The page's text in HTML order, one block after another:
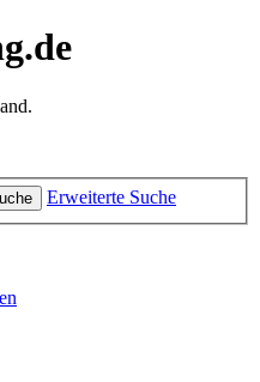
Erweiterte Suche